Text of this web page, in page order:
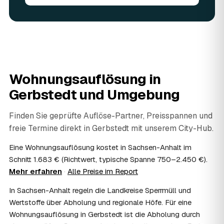
angerechnet — das senkt Ihre Kosten. Brauchbares wird
absetzbar?
In vielen Fällen ja: Als haushaltsnahe Dienstleistung
lassen sich Arbeits- und Fahrtkosten anteilig von der
Steuer absetzen, bei einer Auflösung im Erbfall unter
Umständen als Nachlassverbindlichkeit. Sie erhalten eine
ordentliche Rechnung mit ausgewiesenem Lohnanteil; die
genaue Anrechnung klären Sie mit Ihrem Steuerberater.
09 Muss ich bei der Wohnungsauflösung anwesend
sein?
nach Schlüsselübergabe ohne Sie ab — praktisch, wenn
Sie weiter entfernt wohnen. Sie können aber jederzeit
dabei sein, etwa um Wertsachen oder persönliche
Wohnungsauflösung in
Gerbstedtund Umgebung
Finden Sie geprüfte Auflöse-Partner, Preisspannen und
freie Termine direkt in Gerbstedt mit unserem City-Hub.
Eine Wohnungsauflösung kostet in Sachsen-Anhalt im
Schnitt 1.683 € (Richtwert, typische Spanne 750–2.450 €).
Mehr erfahren · Alle Preise im Report
In Sachsen-Anhalt regeln die Landkreise Sperrmüll und
Wertstoffe über Abholung und regionale Höfe. Für eine
Wohnungsauflösung in Gerbstedt ist die Abholung durch